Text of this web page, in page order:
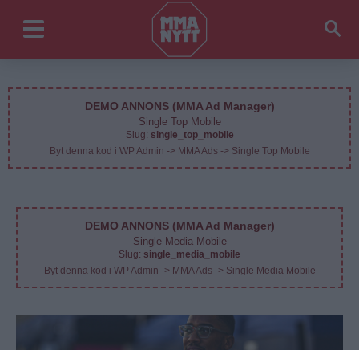
DEMO ANNONS (MMA Ad Manager)
Single Top Mobile
Slug: single_top_mobile
Byt denna kod i WP Admin -> MMA Ads -> Single Top Mobile
DEMO ANNONS (MMA Ad Manager)
Single Media Mobile
Slug: single_media_mobile
Byt denna kod i WP Admin -> MMA Ads -> Single Media Mobile